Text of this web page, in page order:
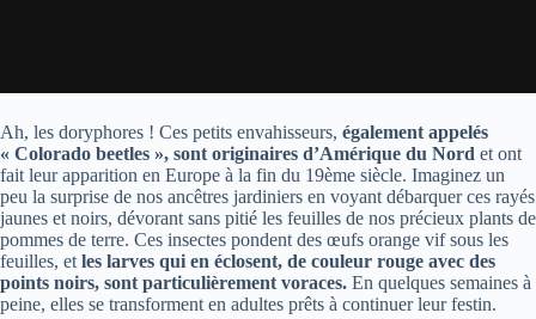
Ah, les doryphores ! Ces petits envahisseurs, également appelés
« Colorado beetles », sont originaires d’Amérique du Nord et ont
fait leur apparition en Europe à la fin du 19ème siècle. Imaginez un
peu la surprise de nos ancêtres jardiniers en voyant débarquer ces rayés
jaunes et noirs, dévorant sans pitié les feuilles de nos précieux plants de
pommes de terre. Ces insectes pondent des œufs orange vif sous les
feuilles, et les larves qui en éclosent, de couleur rouge avec des
points noirs, sont particulièrement voraces. En quelques semaines à
peine, elles se transforment en adultes prêts à continuer leur festin.